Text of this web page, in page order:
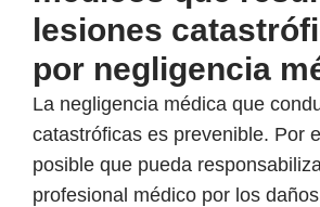
lesiones
por negligencia
La negligencia médica que
catastróficas es prevenible. Por
posible que pueda
profesional médico por los